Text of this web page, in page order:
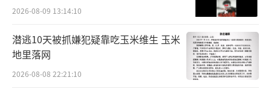
2026-08-09 13:14:10
潜逃10天被抓嫌犯疑靠吃玉米维生 玉米
地里落网
2026-08-08 22:21:10